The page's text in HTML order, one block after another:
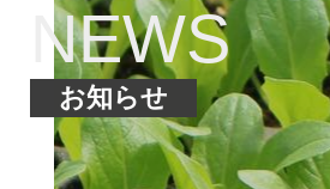
NEWS
お知らせ